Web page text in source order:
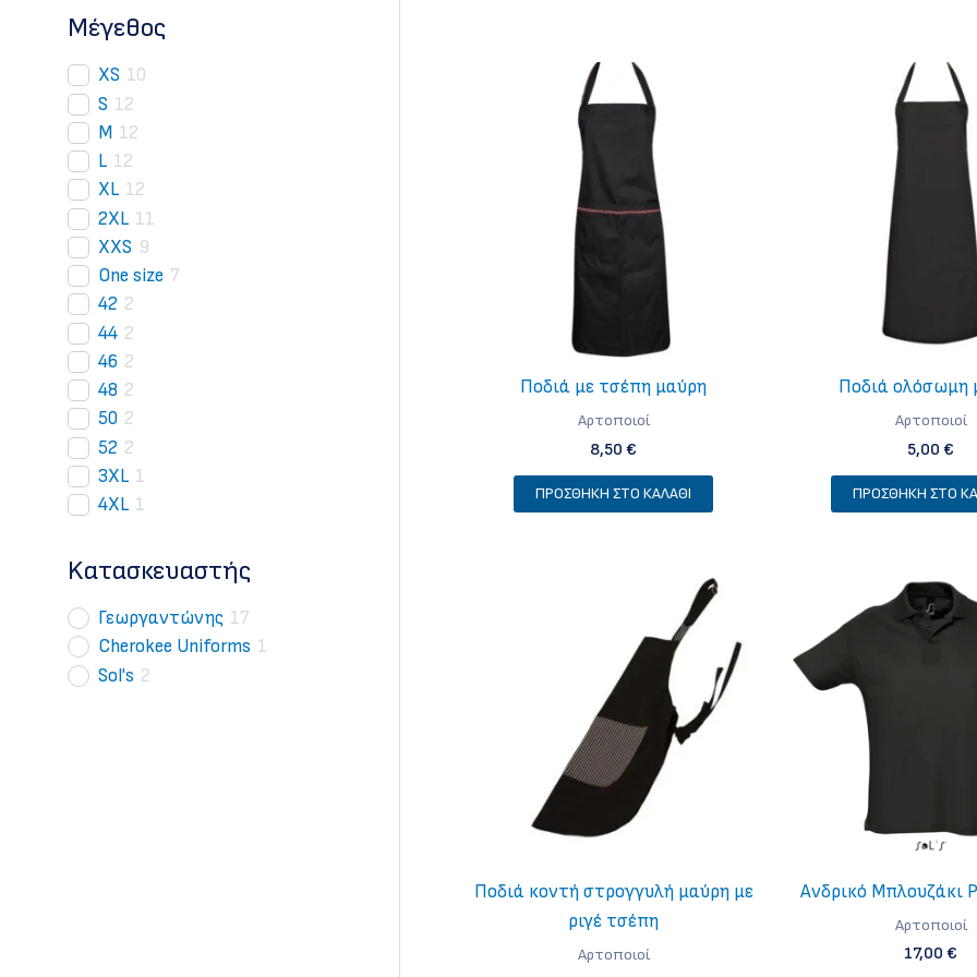
Mέγεθος
XS 10
S 12
M 12
L 12
XL 12
2XL 11
XXS 9
One size 7
42 2
44 2
46 2
48 2
50 2
52 2
3XL 1
4XL 1
Kατασκευαστής
Γεωργαντώνης 17
Cherokee Uniforms 1
Sol's 2
επιλεγούν
στη
σελίδα
του
προϊόντος
Ποδιά με τσέπη μαύρη
Aρτοποιοί
8,50€
ΠΡΟΣΘΉΚΗ ΣΤΟ ΚΑΛΆΘΙ
Ποδιά ολόσωμη
Aρτοποιοί
5,00€
ΠΡΟΣΘΉΚΗ ΣΤΟ
Ποδιά κοντή στρογγυλή μαύρη με
ριγέ τσέπη
Aρτοποιοί
Ανδρικό Μπλουζάκι
Aρτοποιοί
17,00€